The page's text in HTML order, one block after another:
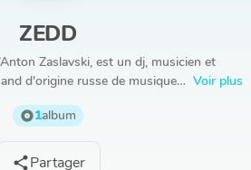
ZEDD
Zaslavski, est un dj, musicien et
d'origine russe de musique… Voir plus
album1album
sharePartager